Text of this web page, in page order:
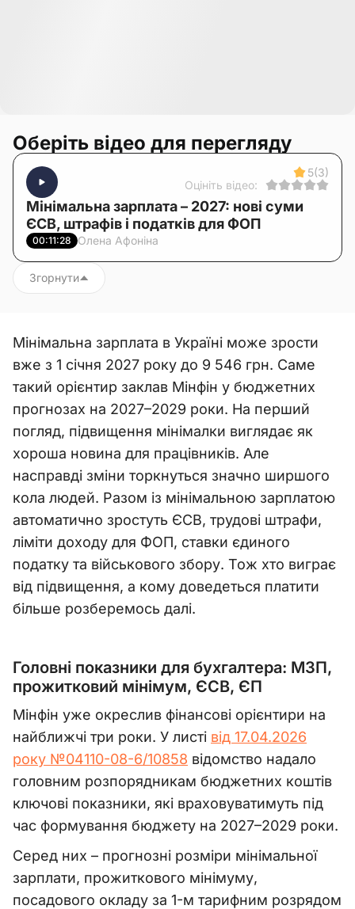
Оберіть відео для перегляду
5(3)
Оцініть відео:
Мінімальна зарплата – 2027: нові суми
ЄСВ, штрафів і податків для ФОП
00:11:28 Олена Афоніна
Згорнути
Мінімальна зарплата в Україні може зрости
вже з 1 січня 2027 року до 9 546 грн. Саме
такий орієнтир заклав Мінфін у бюджетних
прогнозах на 2027–2029 роки. На перший
погляд, підвищення мінімалки виглядає як
хороша новина для працівників. Але
насправді зміни торкнуться значно ширшого
кола людей. Разом із мінімальною зарплатою
автоматично зростуть ЄСВ, трудові штрафи,
ліміти доходу для ФОП, ставки єдиного
податку та військового збору. Тож хто виграє
від підвищення, а кому доведеться платити
більше розберемось далі.
Головні показники для бухгалтера: МЗП,
прожитковий мінімум, ЄСВ, ЄП
Мінфін уже окреслив фінансові орієнтири на
найближчі три роки. У листі від 17.04.2026
року №04110-08-6/10858 відомство надало
головним розпорядникам бюджетних коштів
ключові показники, які враховуватимуть під
час формування бюджету на 2027–2029 роки.
Серед них – прогнозні розміри мінімальної
зарплати, прожиткового мінімуму,
посадового окладу за 1-м тарифним розрядом